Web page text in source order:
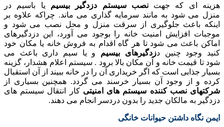
هزینه ای که جهتنصب سیستم دزدگیر بیسیم یا باسیم در
منزل می شود به مانند سرمایه گذاری می ماند. چراکه علاوه بر
اینکه باعث جلوگیری از سرقت منزل و محل نصب می شود و
موجبات افزایش امنیت خانه را بوجود می آورد، این دزدگیرهای
اماکن باعث می شود تا هر گاه اقدام به فروش خانه یا مکان خود
کنید وجود چنین دزدگیرهای بیسیم و یا سیم داری باعث می
شود تا قیمت خانه و آن مکان بالا برود . سیستم اعلام هشدار، گزینه
بسیار جذابی است که اگر خریداری آن را در خانه ببیند از آن استقبال
کرده و از وجود آن بسیار خرسند می گردد. همچنین بسیاری از
شرکتهای نصب کننده سیستم های امنیتی کار انتقال سیستم های
دزدگیر به مالکان جدید را بدون دردسر انجام می دهند.
ایمن نگاه داشتن حیوانات خانگی